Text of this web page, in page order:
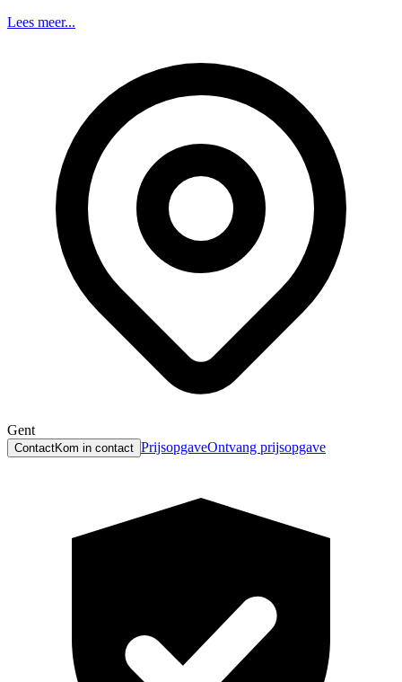
Lees meer...
Gent
ContactKom in contact PrijsopgaveOntvang prijsopgave